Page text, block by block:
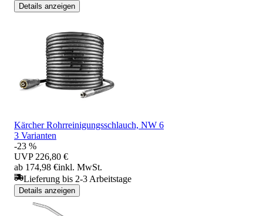
Details anzeigen
Kärcher Rohrreinigungsschlauch, NW 6
3 Varianten
-23 %
UVP 226,80 €
ab 174,98 €inkl. MwSt.
Lieferung bis 2-3 Arbeitstage
Details anzeigen